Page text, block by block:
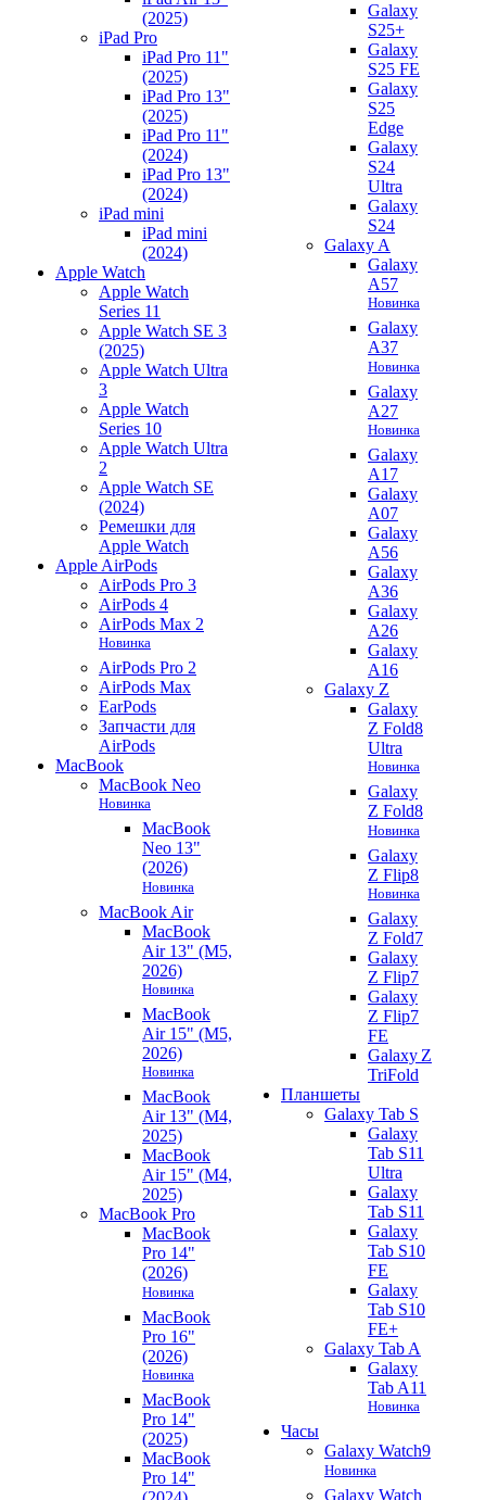
(2025)
iPad Pro
iPad Pro 11"
(2025)
iPad Pro 13"
(2025)
iPad Pro 11"
(2024)
iPad Pro 13"
(2024)
iPad mini
iPad mini
(2024)
Apple Watch
Apple Watch
Series 11
Apple Watch SE 3
(2025)
Apple Watch Ultra
3
Apple Watch
Series 10
Apple Watch Ultra
2
Apple Watch SE
(2024)
Ремешки для
Apple Watch
Apple AirPods
AirPods Pro 3
AirPods 4
AirPods Max 2
Новинка
AirPods Pro 2
AirPods Max
EarPods
Запчасти для
AirPods
MacBook
MacBook Neo
Новинка
MacBook
Neo 13"
(2026)
Новинка
MacBook Air
MacBook
Air 13" (M5,
2026)
Новинка
MacBook
Air 15" (M5,
2026)
Новинка
MacBook
Air 13" (M4,
2025)
MacBook
Air 15" (M4,
2025)
MacBook Pro
MacBook
Pro 14"
(2026)
Новинка
MacBook
Pro 16"
(2026)
Новинка
MacBook
Pro 14"
(2025)
MacBook
Pro 14"
Galaxy
S25+
Galaxy
S25 FE
Galaxy
S25
Edge
Galaxy
S24
Ultra
Galaxy
S24
Galaxy A
Galaxy
A57
Новинка
Galaxy
A37
Новинка
Galaxy
A27
Новинка
Galaxy
A17
Galaxy
A07
Galaxy
A56
Galaxy
A36
Galaxy
A26
Galaxy
A16
Galaxy Z
Galaxy
Z Fold8
Ultra
Новинка
Galaxy
Z Fold8
Новинка
Galaxy
Z Flip8
Новинка
Galaxy
Z Fold7
Galaxy
Z Flip7
Galaxy
Z Flip7
FE
Galaxy Z
TriFold
Планшеты
Galaxy Tab S
Galaxy
Tab S11
Ultra
Galaxy
Tab S11
Galaxy
Tab S10
FE
Galaxy
Tab S10
FE+
Galaxy Tab A
Galaxy
Tab A11
Новинка
Часы
Galaxy Watch9
Новинка
Galaxy Watch